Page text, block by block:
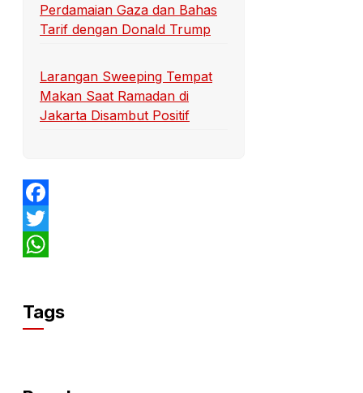
Perdamaian Gaza dan Bahas
Tarif dengan Donald Trump
Larangan Sweeping Tempat
Makan Saat Ramadan di
Jakarta Disambut Positif
Facebook
Twitter
Tags